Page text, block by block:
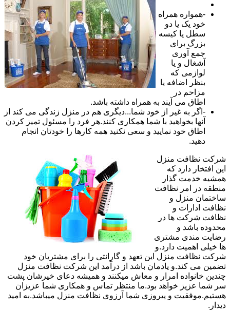
-همواره همراه
خود یک یا دو
سطل یا کیسه
بزرگ برای
جمع آوری
آشغال و یا
لوازمی که
بنظر اضافه یا
مزاحم در
اطاق می آیند به همراه داشته باشد.
-اگر به غیر از خود شما...دیگری هم در منزل زندگی می کند از
آنها بخواهید با شما همکاری کنند.هر فرد را مسئول تمیز کردن
اطاق خود نمایید و سعی نکنید همه کارها را خودتان انجام
دهید.
شرکت نظافت منزل
این افتخار دارد که
همشیه خدمت گذار
منطقه در امر نظافت
ساختمان منزل و
نظافت ادارات و
نظافت شرکت ها در
محدوده باشد و
رضایت مندی مشتری
ها خیلی اهمیت دارد.و
شرکت نظافت منزل این تعهد و گارانتی را برای مشتریان خود
تضمین می کند.و یادمان باشد از درآمد این شرکت نظافت منزل
چندین خانواده امرار و معاش میکنند و همیشه دعای خیرشان پشت
سر شما عزیز خواهد بود.ما منتظر تماس و همکاری شما عزیزان
هستیم.موفقیت و پیروزی شما آرزوی نظافت منزل میباشد.به امید
دیدار.